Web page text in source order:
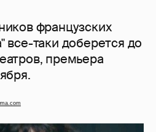
французских
все-таки доберется до
премьера